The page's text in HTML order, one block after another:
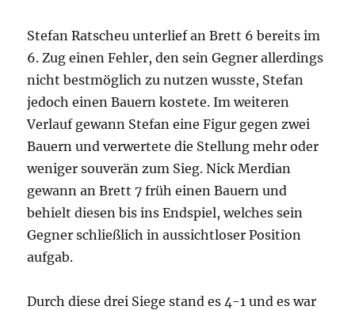
Stefan Ratscheu unterlief an Brett 6 bereits im
6. Zug einen Fehler, den sein Gegner allerdings
nicht bestmöglich zu nutzen wusste, Stefan
jedoch einen Bauern kostete. Im weiteren
Verlauf gewann Stefan eine Figur gegen zwei
Bauern und verwertete die Stellung mehr oder
weniger souverän zum Sieg. Nick Merdian
gewann an Brett 7 früh einen Bauern und
behielt diesen bis ins Endspiel, welches sein
Gegner schließlich in aussichtloser Position
aufgab.
Durch diese drei Siege stand es 4-1 und es war